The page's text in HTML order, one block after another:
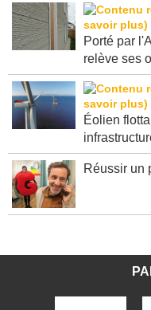
Porté par
Éolien